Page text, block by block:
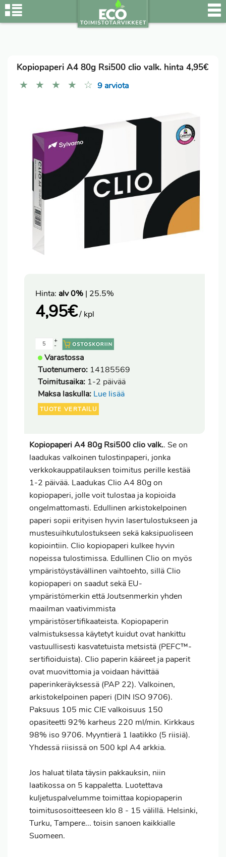
Kopiopaperi A4 80g Rsi500 clio valk. hinta 4,95€
★ ★ ★ ★ ☆ 9 arviota
Hinta: alv 0% | 25.5%
4,95€/ kpl
-
+
Varastossa
Tuotenumero: 14185569
Toimitusaika: 1-2 päivää
Maksa laskulla: Lue lisää
TUOTE VERTAILU
Kopiopaperi A4 80g Rsi500 clio valk.. Se on
laadukas valkoinen tulostinpaperi, jonka
verkkokauppatilauksen toimitus perille kestää
1-2 päivää. Laadukas Clio A4 80g on
kopiopaperi, jolle voit tulostaa ja kopioida
ongelmattomasti. Edullinen arkistokelpoinen
paperi sopii erityisen hyvin lasertulostukseen ja
mustesuihkutulostukseen sekä kaksipuoliseen
kopiointiin. Clio kopiopaperi kulkee hyvin
nopeissa tulostimissa. Edullinen Clio on myös
ympäristöystävällinen vaihtoehto, sillä Clio
kopiopaperi on saadut sekä EU-
ympäristömerkin että Joutsenmerkin yhden
maailman vaativimmista
ympäristösertifikaateista. Kopiopaperin
valmistuksessa käytetyt kuidut ovat hankittu
vastuullisesti kasvatetuista metsistä (PEFC™-
sertifioiduista). Clio paperin kääreet ja paperit
ovat muovittomia ja voidaan hävittää
paperinkeräyksessä (PAP 22). Valkoinen,
arkistokelpoinen paperi (DIN ISO 9706).
Paksuus 105 mic CIE valkoisuus 150
opasiteetti 92% karheus 220 ml/min. Kirkkaus
98% iso 9706. Myyntierä 1 laatikko (5 riisiä).
Yhdessä riisissä on 500 kpl A4 arkkia.
Jos haluattilatatäysin pakkauksin, niin
laatikossa on 5 kappaletta. Luotettava
kuljetuspalvelumme toimittaa kopiopaperin
toimitusosoitteeseen klo 8 - 15 välillä. Helsinki,
Turku, Tampere... toisin sanoen kaikkialle
Suomeen.